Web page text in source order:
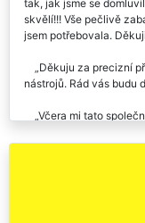
jsem si stěhování
tak, jak jsme se
skvělí!!! Vše pečlivě
Děkuju za precizní
kusů leteckých modelů
opatrnost a šetrnost,
Vše jsme přepravili v
poničil. Doporučuji